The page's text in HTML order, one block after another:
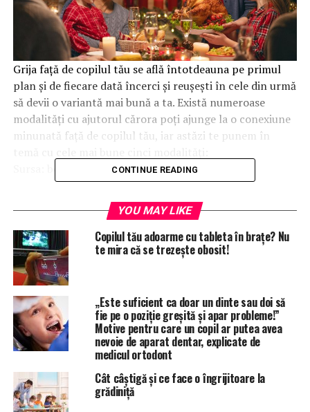
Grija față de copilul tău se află întotdeauna pe primul
plan și de fiecare dată încerci și reușești în cele din urmă
să devii o variantă mai bună a ta. Există numeroase
modalități cu ajutorul cărora poți ajunge la o conexiune
minunată față de copilul tău, iar astăzi te punem în
Sursa: bestlifeonline.com
RELATED TOPICS: ACTIVITATI COPII AZI BUNĂ
CARE
CEA MAI BUNA MAMA
EDUCATIE EMOTIONALA
FEATURED
INTELIGENTA EMOTIONALA
MAI
MAMA
SANATATE MAMICI
UP NEXT
Nu învăța copilul cum să fie bogat, învață-l cum sa fie
fericit
Ce își amintește mai târziu copilul din primii ani de viață
CONTINUE READING
YOU MAY LIKE
Copilul tău adoarme cu tableta în brațe? Nu
te mira că se trezește obosit!
„Este suficient ca doar un dinte sau doi să
fie pe o poziție greșită și apar probleme!”
Motive pentru care un copil ar putea avea
nevoie de aparat dentar, explicate de
medicul ortodont
Cât câștigă și ce face o îngrijitoare la
grădiniță